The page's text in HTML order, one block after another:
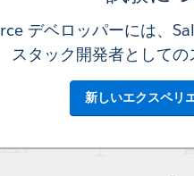
デベロッパーには、
スタック開発者としての
新しいエクスペリ